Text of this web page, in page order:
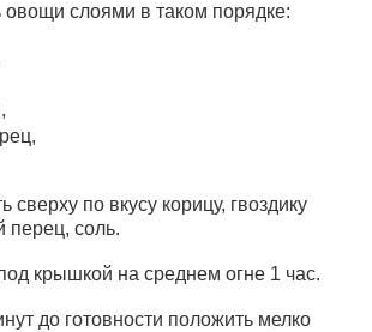
овощи слоями в таком порядке:
сверху по вкусу корицу, гвоздику
перец, соль.
крышкой на среднем огне 1 час.
до готовности положить мелко